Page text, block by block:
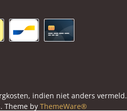
indien niet anders vermeld.
Theme by ThemeWare®